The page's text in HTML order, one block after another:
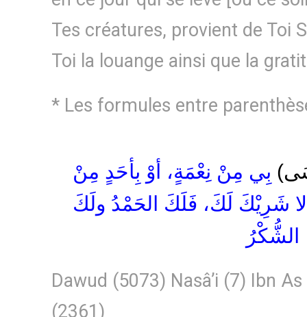
Tes créatures, provient de Toi
Toi la louange ainsi que la
* Les formules entre
بِي مِنْ نِعْمَةٍ، أوْ بِأحَدٍ مِنْ
شَرِيْكَ لَكَ، فَلَكَ الحَمْدُ ولَكَ
الشُّكْرُ
Dawud (5073) Nasâ’i (7) Ibn
(2361)